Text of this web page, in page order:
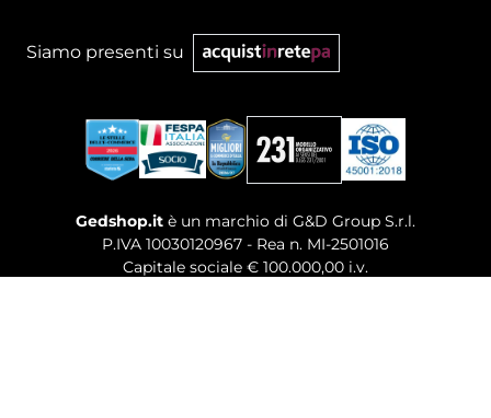
Siamo presenti su
Gedshop.it è un marchio di G&D Group S.r.l.
P.IVA 10030120967 - Rea n. MI-2501016
Capitale sociale € 100.000,00 i.v.